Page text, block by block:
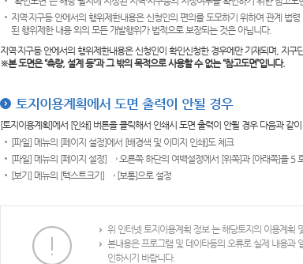
지역·지구등 안에서의 행위제한내용은 신청인의 편의를 도모하기 위하여 관계 법
된 행위제한 내용 외의 모든 개발행위가 법적으로 보장되는 것은 아닙니다.
지역·지구등 안에서의 행위제한내용은 신청인이 확인신청한 경우에만 기재되며, 지
※본 도면은“측량, 설계 등”과 그 밖의 목적으로 사용할 수 없는 “참고도면”입니다.
토지이용계획에서 도면 출력이 안될 경우
[토지이용계획]에서 [인쇄] 버튼을 클릭해서 인쇄시 도면 출력이 안될 경우 다음과 같
[파일] 메뉴의 [페이지 설정]에서 [배경색 및 이미지 인쇄]도 체크
[파일] 메뉴의 [페이지 설정] → 오른쪽 하단의 여백설정에서 [위쪽]과 [아래쪽]을 5
[보기] 메뉴의 [텍스트크기] → [보통]으로 설정
위 인터넷 토지이용계획 정보 는 해당토지의 이용계획
본내용은 프로그램 및 데이타등의 오류로 실제 내용과
인하시기 바랍니다.